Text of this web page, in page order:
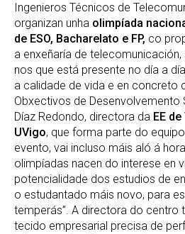
Ingenieros Técnicos de
organizan unha olimpíada
de ESO, Bacharelato e FP, co
a enxeñaría de
nos que está presente no día a
a calidade de vida e en concreto
Obxectivos de Desenvolvemento
Díaz Redondo, directora da EE
UVigo, que forma parte do
evento, vai incluso máis aló á
olimpíadas nacen do interese en
potencialidade dos estudios de
o estudantado máis novo, para
temperás”. A directora do centro
tecido empresarial precisa de